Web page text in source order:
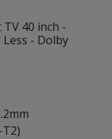
TV 40 inch -
Less - Dolby